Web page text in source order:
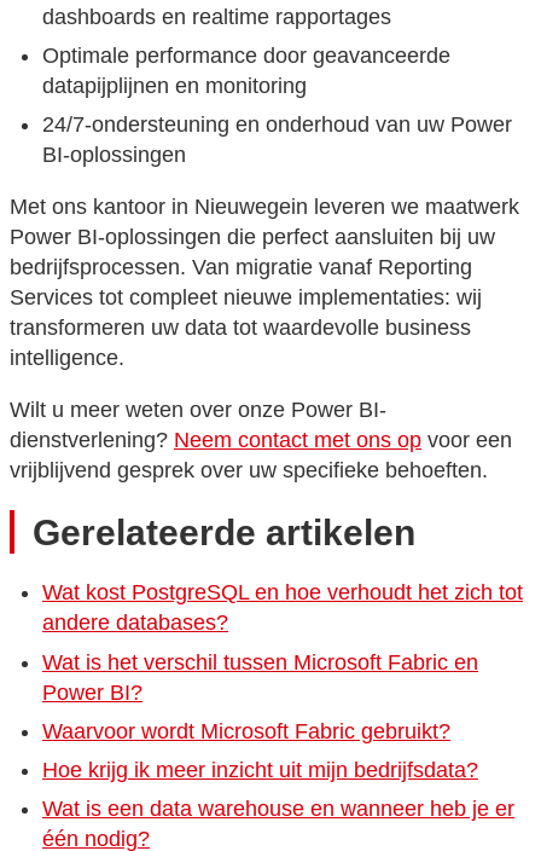
dashboards en realtime rapportages
Optimale performance door geavanceerde
datapijplijnen en monitoring
24/7-ondersteuning en onderhoud van uw Power
BI-oplossingen
Met ons kantoor in Nieuwegein leveren we maatwerk
Power BI-oplossingen die perfect aansluiten bij uw
bedrijfsprocessen. Van migratie vanaf Reporting
Services tot compleet nieuwe implementaties: wij
transformeren uw data tot waardevolle business
intelligence.
Wilt u meer weten over onze Power BI-
dienstverlening? Neem contact met ons op voor een
vrijblijvend gesprek over uw specifieke behoeften.
Gerelateerde artikelen
Wat kost PostgreSQL en hoe verhoudt het zich tot
andere databases?
Wat is het verschil tussen Microsoft Fabric en
Power BI?
Waarvoor wordt Microsoft Fabric gebruikt?
Hoe krijg ik meer inzicht uit mijn bedrijfsdata?
Wat is een data warehouse en wanneer heb je er
één nodig?